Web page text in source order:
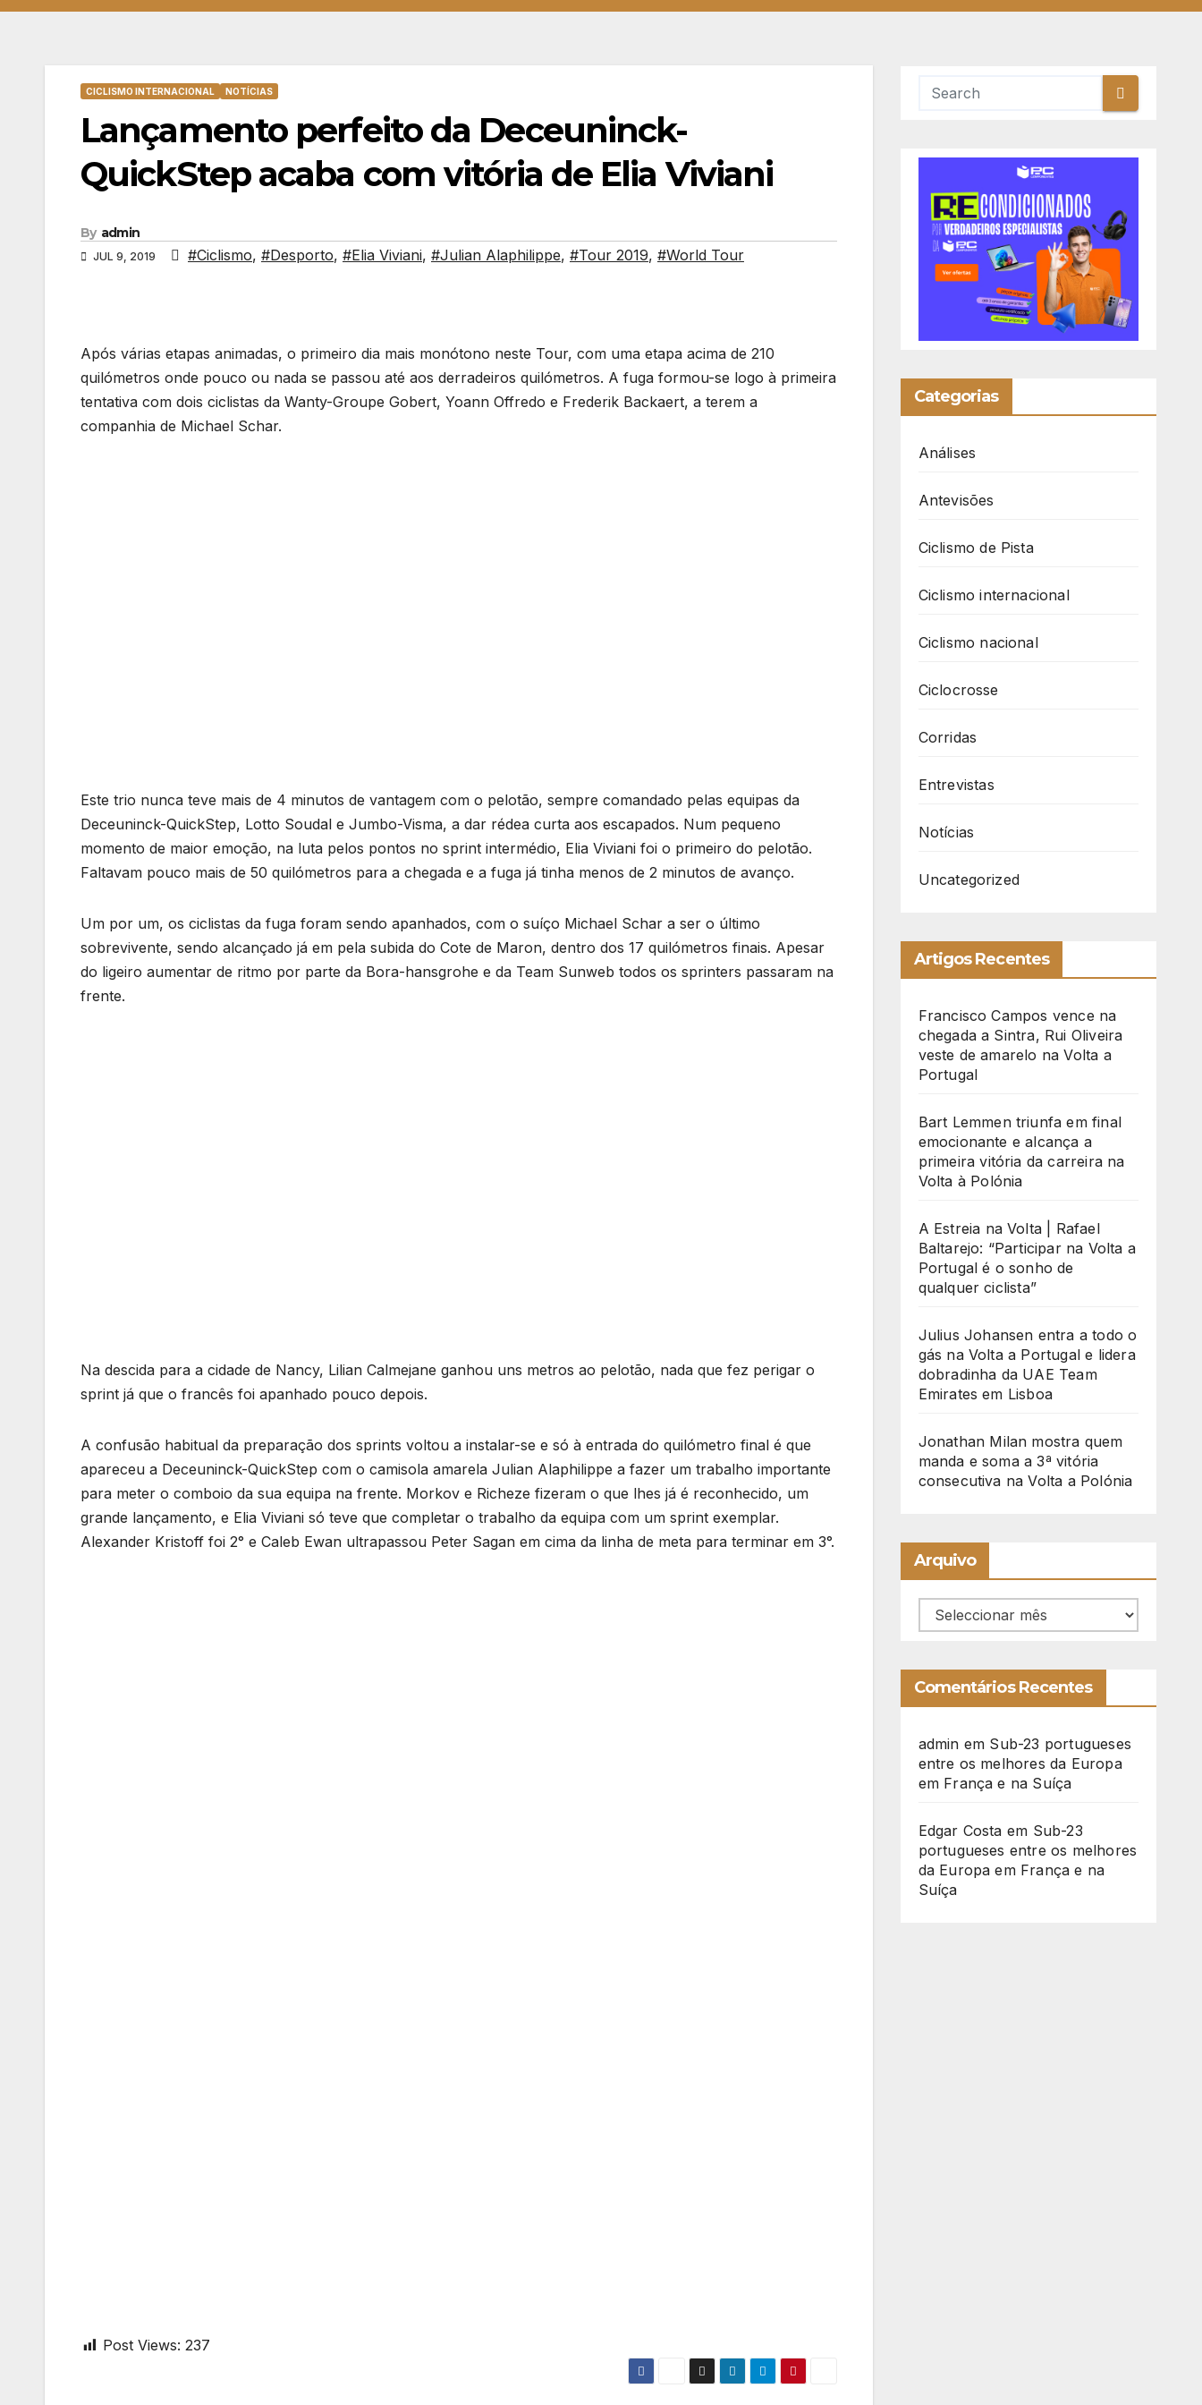
CICLISMO INTERNACIONAL NOTÍCIAS
Lançamento perfeito da Deceuninck-
QuickStep acaba com vitória de Elia Viviani
By admin
JUL 9, 2019 #Ciclismo, #Desporto, #Elia Viviani, #Julian Alaphilippe, #Tour 2019, #World Tour
Após várias etapas animadas, o primeiro dia mais monótono neste Tour, com uma etapa acima de 210
quilómetros onde pouco ou nada se passou até aos derradeiros quilómetros. A fuga formou-se logo à primeira
tentativa com dois ciclistas da Wanty-Groupe Gobert, Yoann Offredo e Frederik Backaert, a terem a
companhia de Michael Schar.
Este trio nunca teve mais de 4 minutos de vantagem com o pelotão, sempre comandado pelas equipas da
Deceuninck-QuickStep, Lotto Soudal e Jumbo-Visma, a dar rédea curta aos escapados. Num pequeno
momento de maior emoção, na luta pelos pontos no sprint intermédio, Elia Viviani foi o primeiro do pelotão.
Faltavam pouco mais de 50 quilómetros para a chegada e a fuga já tinha menos de 2 minutos de avanço.
Um por um, os ciclistas da fuga foram sendo apanhados, com o suíço Michael Schar a ser o último
sobrevivente, sendo alcançado já em pela subida do Cote de Maron, dentro dos 17 quilómetros finais. Apesar
do ligeiro aumentar de ritmo por parte da Bora-hansgrohe e da Team Sunweb todos os sprinters passaram na
frente.
Na descida para a cidade de Nancy, Lilian Calmejane ganhou uns metros ao pelotão, nada que fez perigar o
sprint já que o francês foi apanhado pouco depois.
A confusão habitual da preparação dos sprints voltou a instalar-se e só à entrada do quilómetro final é que
apareceu a Deceuninck-QuickStep com o camisola amarela Julian Alaphilippe a fazer um trabalho importante
para meter o comboio da sua equipa na frente. Morkov e Richeze fizeram o que lhes já é reconhecido, um
grande lançamento, e Elia Viviani só teve que completar o trabalho da equipa com um sprint exemplar.
Alexander Kristoff foi 2° e Caleb Ewan ultrapassou Peter Sagan em cima da linha de meta para terminar em 3°.
Post Views: 237
Categorias
Análises
Antevisões
Ciclismo de Pista
Ciclismo internacional
Ciclismo nacional
Ciclocrosse
Corridas
Entrevistas
Notícias
Uncategorized
Artigos Recentes
Francisco Campos vence na
chegada a Sintra, Rui Oliveira
veste de amarelo na Volta a
Portugal
Bart Lemmen triunfa em final
emocionante e alcança a
primeira vitória da carreira na
Volta à Polónia
A Estreia na Volta | Rafael
Baltarejo: “Participar na Volta a
Portugal é o sonho de
qualquer ciclista”
Julius Johansen entra a todo o
gás na Volta a Portugal e lidera
dobradinha da UAE Team
Emirates em Lisboa
Jonathan Milan mostra quem
manda e soma a 3ª vitória
consecutiva na Volta a Polónia
Arquivo
Arquivo
Comentários Recentes
admin em Sub-23 portugueses
entre os melhores da Europa
em França e na Suíça
Edgar Costa em Sub-23
portugueses entre os melhores
da Europa em França e na
Suíça